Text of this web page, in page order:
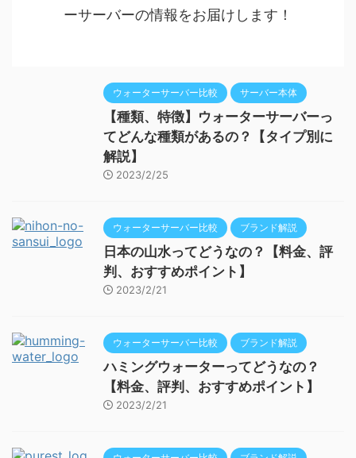
ーサーバーの情報をお届けします！
ウォーターサーバー比較 サーバー本体
【種類、特徴】ウォーターサーバーっ
てどんな種類があるの？【タイプ別に
解説】
2023/2/25
ウォーターサーバー比較 ブランド解説
日本の山水ってどうなの？【料金、評
判、おすすめポイント】
2023/2/21
ウォーターサーバー比較 ブランド解説
ハミングウォーターってどうなの？
【料金、評判、おすすめポイント】
2023/2/21